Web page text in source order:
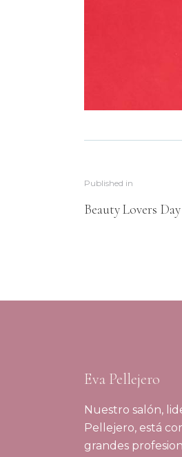
Published in
Beauty Lovers
Eva Pellejero
Nuestro salón,
Pellejero, está
grandes